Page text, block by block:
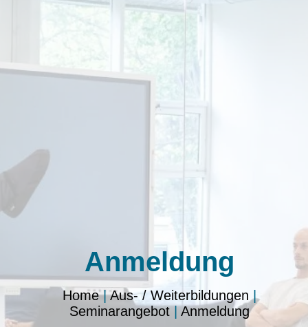
Anmeldung
Home|Aus- / Weiterbildungen |
Seminarangebot|Anmeldung